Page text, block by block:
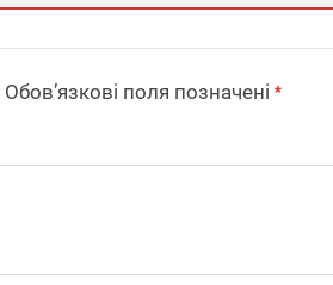
Обов’язкові поля позначені *